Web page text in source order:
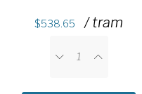
538.65 / tram